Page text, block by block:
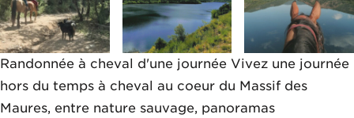
Randonnée à cheval d'une journée Vivez une journée
hors du temps à cheval au coeur du Massif des
Maures, entre nature sauvage, panoramas